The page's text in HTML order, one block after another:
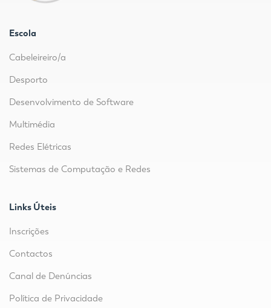
Escola
Cabeleireiro/a
Desporto
Desenvolvimento de Software
Multimédia
Redes Elétricas
Sistemas de Computação e Redes
Links Úteis
Inscrições
Contactos
Canal de Denúncias
Política de Privacidade